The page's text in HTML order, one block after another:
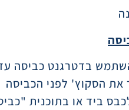
בדטרגנט כביסה
את הסקוץ' לפני הכביסה
ביד או בתוכנית "כביסה